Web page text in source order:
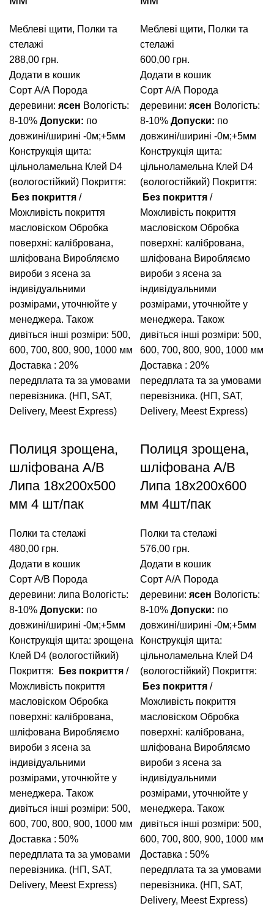
Меблеві щити, Полки та
стелажі
288,00 грн.
Додати в кошик
Сорт А/А Порода
деревини: ясен Вологість:
8-10% Допуски: по
довжині/ширині -0м;+5мм
Конструкція щита:
цільноламельна Клей D4
(вологостійкий) Покриття:
Без покриття /
Можливість покриття
масловіском Обробка
поверхні: калібрована,
шліфована Виробляємо
вироби з ясена за
індивідуальними
розмірами, уточнюйте у
менеджера. Також
дивіться інші розміри: 500,
600, 700, 800, 900, 1000 мм
Доставка : 20%
передплата та за умовами
перевізника. (НП, SAT,
Delivery, Meest Express)
Меблеві щити, Полки та
стелажі
600,00 грн.
Додати в кошик
Сорт А/А Порода
деревини: ясен Вологість:
8-10% Допуски: по
довжині/ширині -0м;+5мм
Конструкція щита:
цільноламельна Клей D4
(вологостійкий) Покриття:
Без покриття /
Можливість покриття
масловіском Обробка
поверхні: калібрована,
шліфована Виробляємо
вироби з ясена за
індивідуальними
розмірами, уточнюйте у
менеджера. Також
дивіться інші розміри: 500,
600, 700, 800, 900, 1000 мм
Доставка : 20%
передплата та за умовами
перевізника. (НП, SAT,
Delivery, Meest Express)
Полиця зрощена,
шліфована A/В
Липа 18х200х500
мм 4 шт/пак
Полки та стелажі
480,00 грн.
Додати в кошик
Сорт А/В Порода
деревини: липа Вологість:
8-10% Допуски: по
довжині/ширині -0м;+5мм
Конструкція щита: зрощена
Клей D4 (вологостійкий)
Покриття:
Без покриття /
Можливість покриття
масловіском Обробка
поверхні: калібрована,
шліфована Виробляємо
вироби з ясена за
індивідуальними
розмірами, уточнюйте у
менеджера. Також
дивіться інші розміри: 500,
600, 700, 800, 900, 1000 мм
Доставка : 50%
передплата та за умовами
перевізника. (НП, SAT,
Delivery, Meest Express)
Полиця зрощена,
шліфована A/В
Липа 18х200х600
мм 4шт/пак
Полки та стелажі
576,00 грн.
Додати в кошик
Сорт А/А Порода
деревини: ясен Вологість:
8-10% Допуски: по
довжині/ширині -0м;+5мм
Конструкція щита:
цільноламельна Клей D4
(вологостійкий) Покриття:
Без покриття /
Можливість покриття
масловіском Обробка
поверхні: калібрована,
шліфована Виробляємо
вироби з ясена за
індивідуальними
розмірами, уточнюйте у
менеджера. Також
дивіться інші розміри: 500,
600, 700, 800, 900, 1000 мм
Доставка : 50%
передплата та за умовами
перевізника. (НП, SAT,
Delivery, Meest Express)